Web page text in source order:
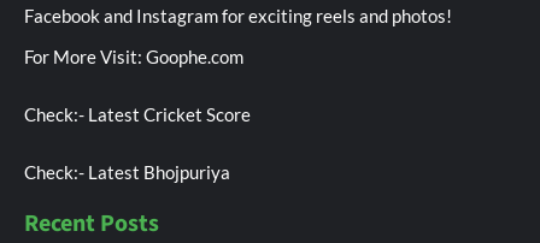
Facebook and Instagram for exciting reels and photos!
For More Visit: Goophe.com
Check:- Latest Cricket Score
Check:- Latest Bhojpuriya
Recent Posts